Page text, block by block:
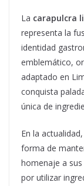
La carapulcra
representa la
identidad
emblemático,
adaptado en
conquista
única de
En la
forma de
homenaje a sus
por utilizar